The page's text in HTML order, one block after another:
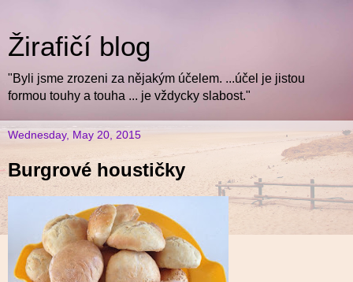
Žirafičí blog
"Byli jsme zrozeni za nějakým účelem. ...účel je jistou
formou touhy a touha ... je vždycky slabost."
Wednesday, May 20, 2015
Burgrové houstičky